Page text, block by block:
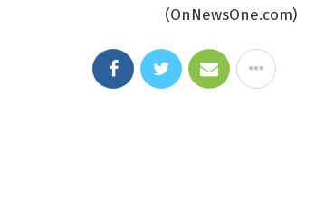
(OnNewsOne.com)